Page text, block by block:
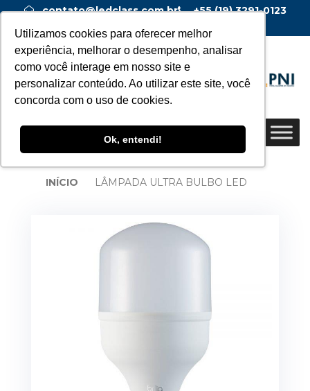
Utilizamos cookies para oferecer melhor
experiência, melhorar o desempenho, analisar
como você interage em nosso site e
personalizar conteúdo. Ao utilizar este site, você
concorda com o uso de cookies.
Ok, entendi!
contato@ledclass.com.br
+55 (19) 3291-0123
INÍCIO LÂMPADA ULTRA BULBO LED